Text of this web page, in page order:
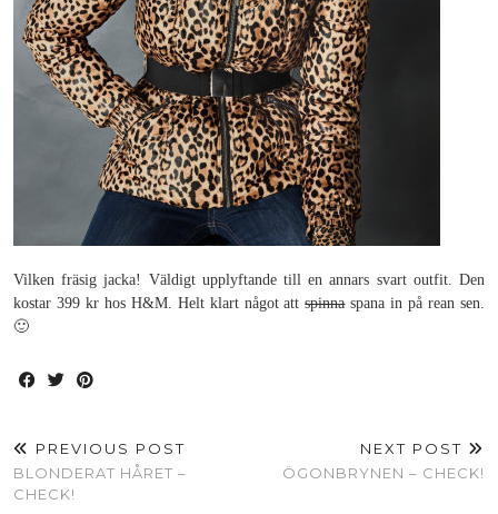
Vilken fräsig jacka! Väldigt upplyftande till en annars svart outfit. Den
kostar 399 kr hos H&M. Helt klart något attspinnaspana in på rean sen.
🙂
PREVIOUS POST
BLONDERAT HÅRET –
CHECK!
NEXT POST
ÖGONBRYNEN – CHECK!